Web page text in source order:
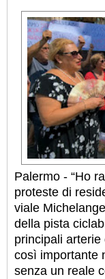
Palermo - “Ho
proteste di
viale
della pista
principali
così importante
senza un reale